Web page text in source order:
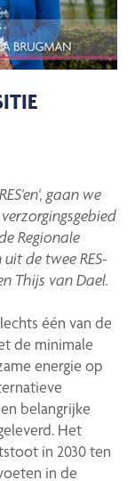
gaan we
Regionale
uit de twee RES-
Thijs van Dael.
één van de
de minimale
energie op
belangrijke
Het
in 2030 ten
in de